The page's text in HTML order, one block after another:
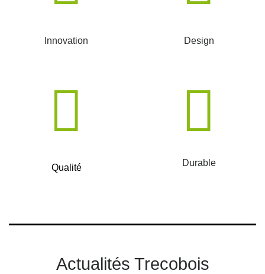
Innovation Design
Qualité Durable
Actualités Trecobois